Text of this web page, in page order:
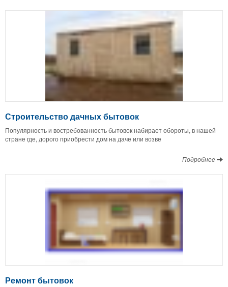
Строительство дачных бытовок
Популярность и востребованность бытовок набирает обороты, в нашей
стране где, дорого приобрести дом на даче или возве
Подробнее
Ремонт бытовок